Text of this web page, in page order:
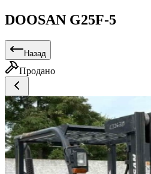
DOOSAN G25F-5
Назад
Продано